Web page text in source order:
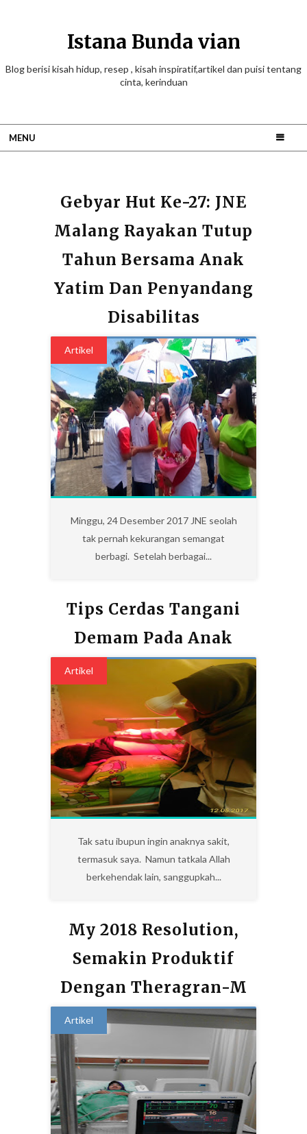
Istana Bunda vian
Blog berisi kisah hidup, resep , kisah inspiratif,artikel dan puisi tentang
cinta, kerinduan
MENU
Gebyar Hut Ke-27: JNE
Malang Rayakan Tutup
Tahun Bersama Anak
Yatim Dan Penyandang
Disabilitas
Minggu, 24 Desember 2017 JNE seolah
tak pernah kekurangan semangat
berbagi. Setelah berbagai...
Artikel
Tips Cerdas Tangani
Demam Pada Anak
Tak satu ibupun ingin anaknya sakit,
termasuk saya. Namun tatkala Allah
berkehendak lain, sanggupkah...
Artikel
My 2018 Resolution,
Semakin Produktif
Dengan Theragran-M
Artikel